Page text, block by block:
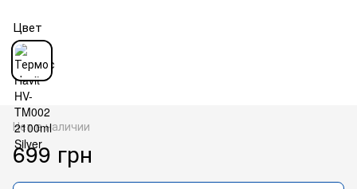
Цвет
Нет в наличии
699 грн